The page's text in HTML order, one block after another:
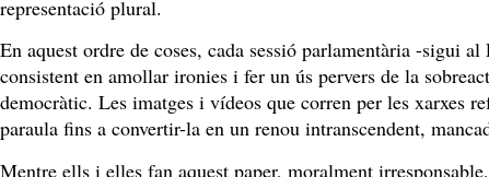
representació plural.
En aquest ordre de coses, cada sessió parlamentària -sigui
consistent en amollar ironies i fer un ús pervers de la
democràtic. Les imatges i vídeos que corren per les xarxes
paraula fins a convertir-la en un renou intranscendent,
Mentre ells i elles fan aquest paper, moralment